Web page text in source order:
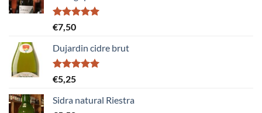
Gewaardeerd
5.00
€7,50
Dujardin cidre brut
Gewaardeerd
5.00
€5,25
Sidra natural Riestra